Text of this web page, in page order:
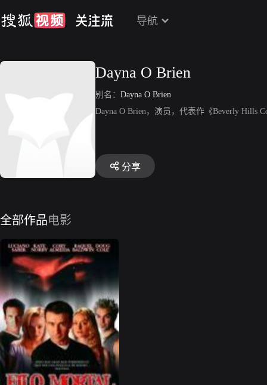
导航
Dayna O Brien
别名： Dayna O Brien
Dayna O Brien，演员，代表作《Beverly Hills
分享
全部作品电影